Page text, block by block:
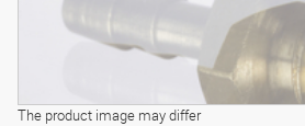
The product image may differ